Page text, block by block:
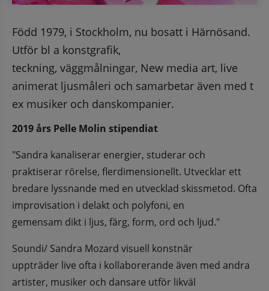
Född 1979, i Stockholm, nu bosatt i Härnösand.
Utför bl a konstgrafik,
teckning, väggmålningar, New media art, live
animerat ljusmåleri och samarbetar även med t
ex musiker och danskompanier.
2019 års Pelle Molin stipendiat
"Sandra kanaliserar energier, studerar och
praktiserar rörelse, flerdimensionellt. Utvecklar ett
bredare lyssnande med en utvecklad skissmetod. Ofta
improvisation i delakt och polyfoni, en
gemensam dikt i ljus, färg, form, ord och ljud."
Soundi/ Sandra Mozard visuell konstnär
uppträder live ofta i kollaborerande även med andra
artister, musiker och dansare utför likväl